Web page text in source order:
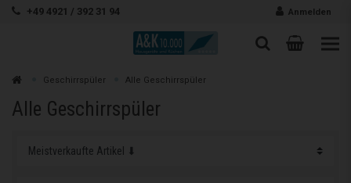
Zum Inhalt springen
+49 4921 / 392 31 94 Anmelden
Suche
Zur Geschirrspüler Alle Geschirrspüler
Alle Geschirrspüler